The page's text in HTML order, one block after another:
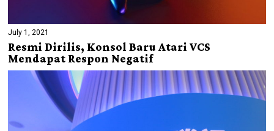
July 1, 2021
Resmi Dirilis, Konsol Baru Atari VCS
Mendapat Respon Negatif